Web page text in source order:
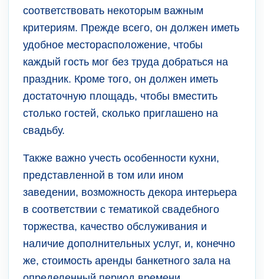
соответствовать некоторым важным
критериям. Прежде всего, он должен иметь
удобное месторасположение, чтобы
каждый гость мог без труда добраться на
праздник. Кроме того, он должен иметь
достаточную площадь, чтобы вместить
столько гостей, сколько приглашено на
свадьбу.
Также важно учесть особенности кухни,
представленной в том или ином
заведении, возможность декора интерьера
в соответствии с тематикой свадебного
торжества, качество обслуживания и
наличие дополнительных услуг, и, конечно
же, стоимость аренды банкетного зала на